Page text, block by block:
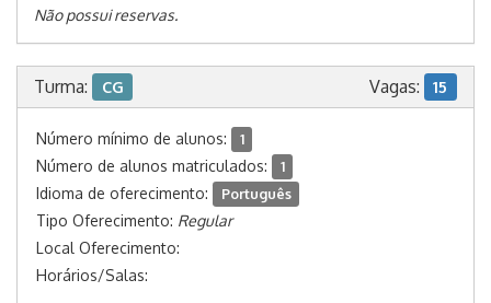
Não possui reservas.
Turma: CG Vagas: 15
Número mínimo de alunos: 1
Número de alunos matriculados: 1
Idioma de oferecimento: Português
Tipo Oferecimento: Regular
Local Oferecimento:
Horários/Salas: